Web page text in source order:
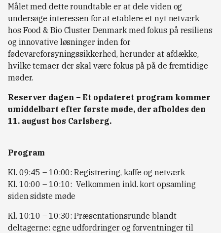
Målet med dette roundtable er at dele viden og
undersøge interessen for at etablere et nyt netværk
hos Food & Bio Cluster Denmark med fokus på resiliens
og innovative løsninger inden for
fødevareforsyningssikkerhed, herunder at afdække,
hvilke temaer der skal være fokus på på de fremtidige
møder.
Reserver dagen – Et opdateret program kommer
umiddelbart efter første møde, der afholdes den
11. august hos Carlsberg.
Program
Kl. 09:45 – 10:00: Registrering, kaffe og netværk
Kl. 10:00 – 10:10: Velkommen inkl. kort opsamling
siden sidste møde
Kl. 10:10 – 10:30: Præsentationsrunde blandt
deltagerne: egne udfordringer og forventninger til